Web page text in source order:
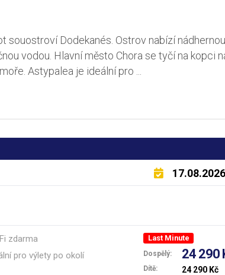
souostroví Dodekanés. Ostrov nabízí
vodou. Hlavní město Chora se tyčí na kopci
Astypalea je ideální pro ...
17.08.2026
zdarma
pro výlety po okolí
Last Minute
Dospělý: 24 290
Dítě: 24 290 Kč